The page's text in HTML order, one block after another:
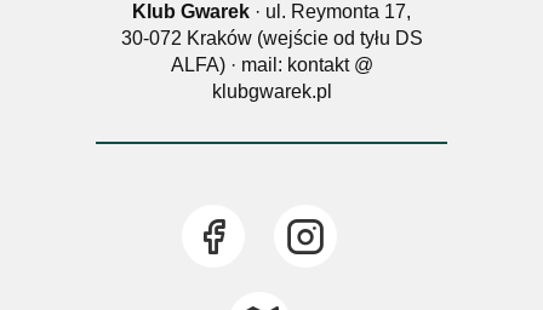
Klub Gwarek · ul. Reymonta 17,
30-072 Kraków (wejście od tyłu DS
ALFA) · mail: kontakt @
klubgwarek.pl